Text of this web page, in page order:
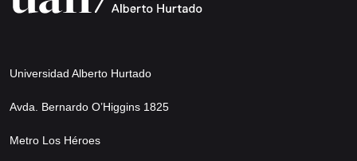
Universidad Alberto Hurtado
Avda. Bernardo O’Higgins 1825
Metro Los Héroes